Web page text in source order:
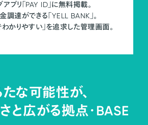
アプリ「PAY ID」に無料掲載。
調達ができる「YELL BANK」。
わかりやすい」を追求した管理画面。
な可能性が、
と広がる拠点・BASE